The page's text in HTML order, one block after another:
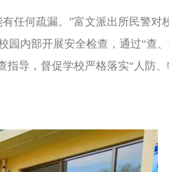
何疏漏。”富文派出所民警对
内部开展安全检查，通过“查
导，督促学校严格落实“人防